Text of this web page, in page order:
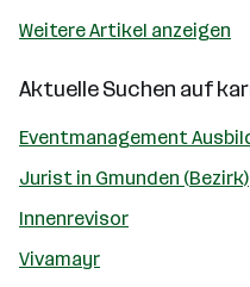
Weitere Artikel anzeigen
Aktuelle Suchen auf
Eventmanagement
Jurist in Gmunden (Bezirk)
Innenrevisor
Vivamayr